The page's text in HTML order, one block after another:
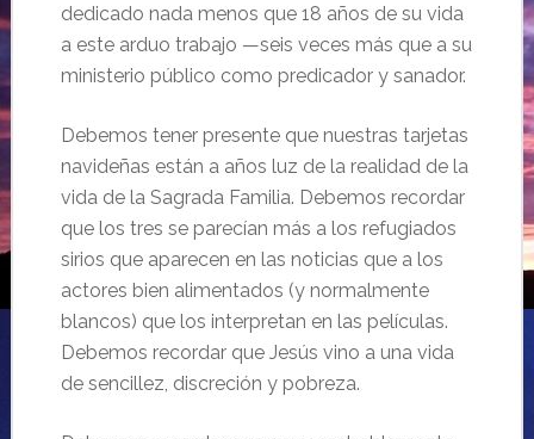
dedicado nada menos que 18 años de su vida
a este arduo trabajo —seis veces más que a su
ministerio público como predicador y sanador.
Debemos tener presente que nuestras tarjetas
navideñas están a años luz de la realidad de la
vida de la Sagrada Familia. Debemos recordar
que los tres se parecían más a los refugiados
sirios que aparecen en las noticias que a los
actores bien alimentados (y normalmente
blancos) que los interpretan en las películas.
Debemos recordar que Jesús vino a una vida
de sencillez, discreción y pobreza.